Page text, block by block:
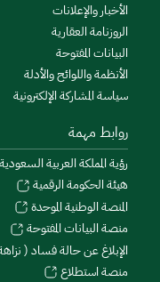
الأخبار والإعلانات
الروزنامة العقارية
البيانات المفتوحة
الأنظمة واللوائح والأدلة
سياسة المشاركة الإلكترونية
روابط مهمة
رؤية المملكة العربية السعودية 2030
هيئة الحكومة الرقمية
المنصة الوطنية الموحدة
منصة البيانات المفتوحة
الإبلاغ عن حالة فساد (
منصة استطلاع